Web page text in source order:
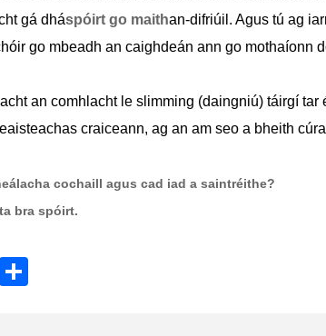
gá dháspóirt go maithan-difriúil. Agus tú ag
go mbeadh an caighdeán ann go mothaíonn
an comhlacht le slimming (daingniú) táirgí
craiceann, ag an am seo a bheith
cochaill agus cad iad a saintréithe?
bra spóirt.
LinkedIn